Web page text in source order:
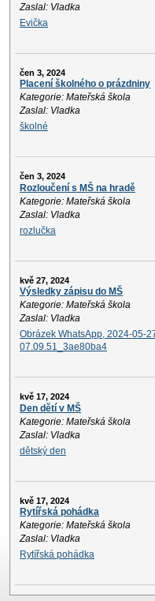
Zaslal: Vladka
Evička
čen 3, 2024
Placení školného o prázdniny
Kategorie: Mateřská škola
Zaslal: Vladka
školné
čen 3, 2024
Rozloučení s MŠ na hradě
Kategorie: Mateřská škola
Zaslal: Vladka
rozlučka
kvě 27, 2024
Výsledky zápisu do MŠ
Kategorie: Mateřská škola
Zaslal: Vladka
Obrázek WhatsApp, 2024-05-
07.09.51_3ae80ba4
kvě 17, 2024
Den dětí v MŠ
Kategorie: Mateřská škola
Zaslal: Vladka
dětský den
kvě 17, 2024
Rytířská pohádka
Kategorie: Mateřská škola
Zaslal: Vladka
Rytířská pohádka